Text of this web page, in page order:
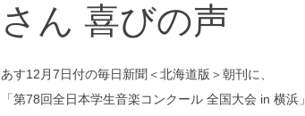
さん 喜びの声
あす12月7日付の毎日新聞＜北海道版＞朝刊に、
「第78回全日本学生音楽コンクール 全国大会 in 横浜」